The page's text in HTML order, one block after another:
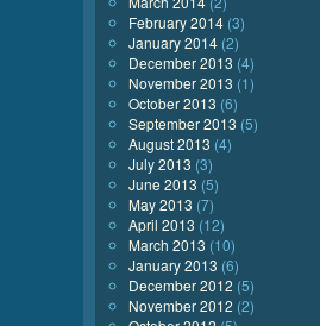
February 2014 (3)
January 2014 (2)
December 2013 (4)
November 2013 (1)
October 2013 (6)
September 2013 (5)
August 2013 (4)
July 2013 (3)
June 2013 (5)
May 2013 (7)
April 2013 (12)
March 2013 (10)
January 2013 (6)
December 2012 (5)
November 2012 (2)